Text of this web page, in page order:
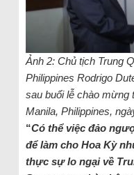
Ảnh 2: Chủ tịch Trung
Philippines Rodrigo
sau buổi lễ chào mừng
Manila, Philippines,
“Có thể việc đảo
để làm cho Hoa Kỳ
thực sự lo ngại về